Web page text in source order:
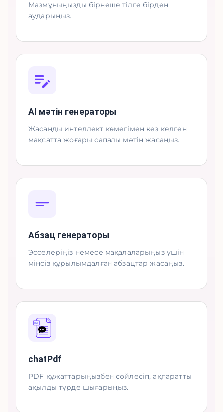
Мазмұныңызды бірнеше тілге бірден
аударыңыз.
AI мәтін генераторы
Жасанды интеллект көмегімен кез келген
мақсатта жоғары сапалы мәтін жасаңыз.
Абзац генераторы
Эсселеріңіз немесе мақалаларыңыз үшін
мінсіз құрылымдалған абзацтар жасаңыз.
chatPdf
PDF құжаттарыңызбен сөйлесіп, ақпаратты
ақылды түрде шығарыңыз.